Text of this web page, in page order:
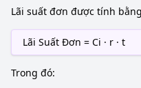
Lãi suất đơn được tính
Lãi Suất Đơn = Ci · r · t
Trong đó: